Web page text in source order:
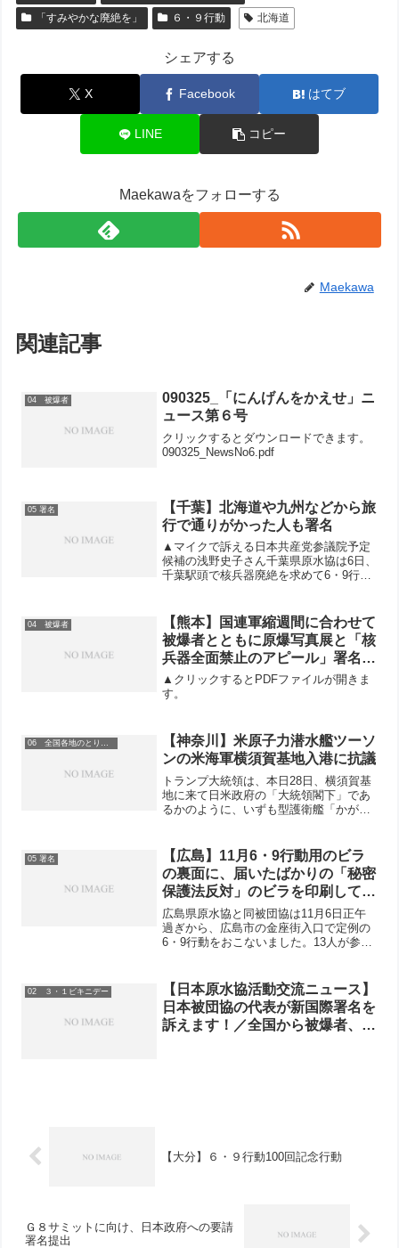
「すみやかな廃絶を」
６・９行動 北海道
シェアする
X Facebook はてブ
LINE コピー
Maekawaをフォローする
Maekawa
関連記事
04 被爆者
090325_「にんげんをかえせ」ニ
ュース第６号
クリックするとダウンロードできます。
090325_NewsNo6.pdf
05 署名
【千葉】北海道や九州などから旅
行で通りがかった人も署名
▲マイクで訴える日本共産党参議院予定
候補の浅野史子さん千葉県原水協は6日、
千葉駅頭で核兵器廃絶を求めて6・9行動
浅野史子氏などがマイクで「今年は被爆
70年の節目の年です...
04 被爆者
【熊本】国連軍縮週間に合わせて
被爆者とともに原爆写真展と「核
兵器全面禁止のアピール」署名宣
伝行動
▲クリックするとPDFファイルが開きま
す。
06 全国各地のとりくみ
【神奈川】米原子力潜水艦ツーソ
ンの米海軍横須賀基地入港に抗議
トランプ大統領は、本日28日、横須賀基
地に来て日米政府の「大統領閣下」であ
るかのように、いずも型護衛艦「かが」
賀を足場に、軍事面の「日米一体化」を
アピールしました。こ...
05 署名
【広島】11月6・9行動用のビラ
の裏面に、届いたばかりの「秘密
保護法反対」のビラを印刷して配
布。30分で79筆の署名が集ま
る。
広島県原水協と同被団協は11月6日正午
過ぎから、広島市の金座街入口で定例の
6・9行動をおこないました。13人が参加
を印刷して配布。30分間で79筆の署名を
集めました...
02 ３・１ビキニデー
【日本原水協活動交流ニュース】
日本被団協の代表が新国際署名を
訴えます！／全国から被爆者、被
【大分】６・９行動100回記念行動
Ｇ８サミットに向け、日本政府への要請
署名提出